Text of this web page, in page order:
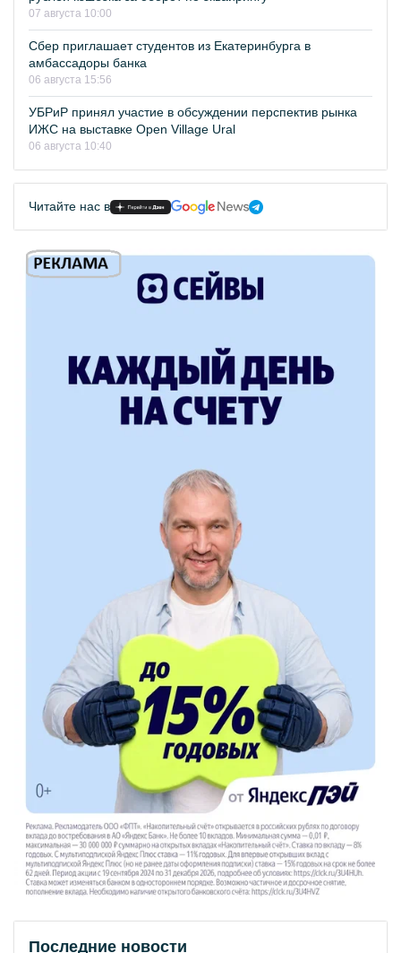
07 августа 10:00
Сбер приглашает студентов из Екатеринбурга в
амбассадоры банка
06 августа 15:56
УБРиР принял участие в обсуждении перспектив рынка
ИЖС на выставке Open Village Ural
06 августа 10:40
Читайте нас в
Последние новости